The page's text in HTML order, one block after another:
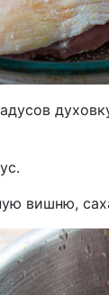
вишню,